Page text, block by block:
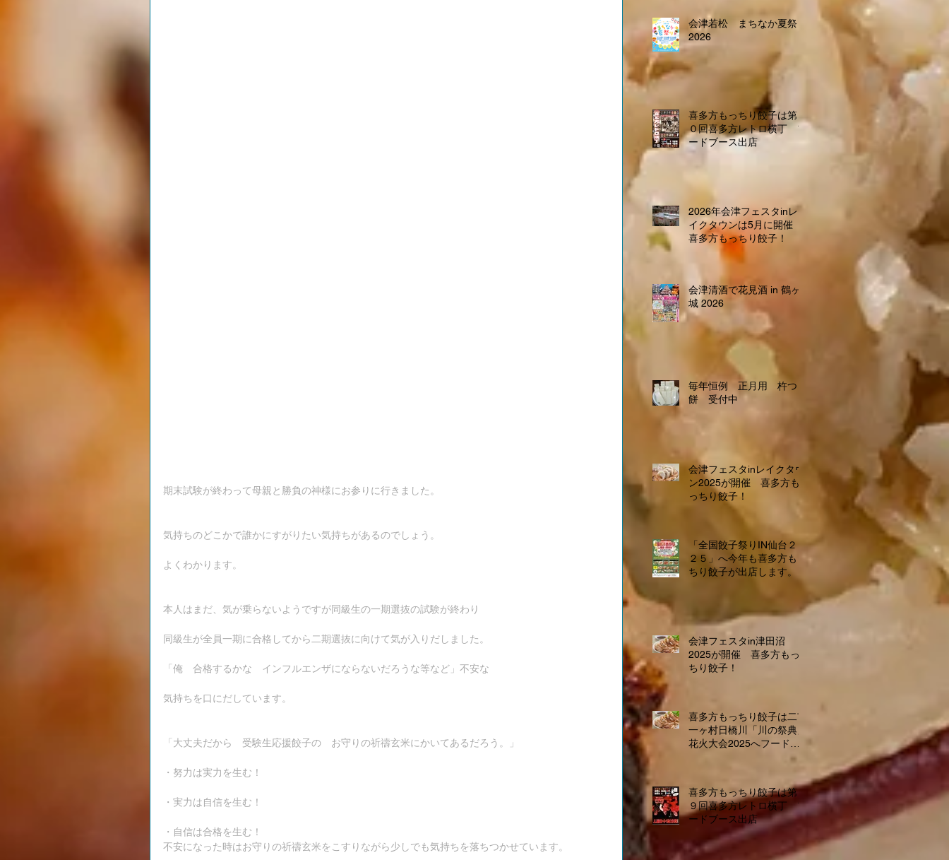
期末試験が終わって母親と勝負の神様にお参りに行きました。
気持ちのどこかで誰かにすがりたい気持ちがあるのでしょう。
よくわかります。
本人はまだ、気が乗らないようですが同級生の一期選抜の試験が終わり
同級生が全員一期に合格してから二期選抜に向けて気が入りだしました。
「俺　合格するかな　インフルエンザにならないだろうな等など」不安な
気持ちを口にだしています。
「大丈夫だから　受験生応援餃子の　お守りの祈禱玄米にかいてあるだろう。」
・努力は実力を生む！
・実力は自信を生む！
・自信は合格を生む！
不安になった時はお守りの祈禱玄米をこすりながら少しでも気持ちを落ちつかせています。
会津若松 まちなか夏祭り
2026
喜多方もっちり餃子は第２
０回喜多方レトロ横丁 フ
ードブース出店
2026年会津フェスタinレ
イクタウンは5月に開催
喜多方もっちり餃子！
会津清酒で花見酒 in 鶴ヶ
城 2026
毎年恒例 正月用 杵つき
餅 受付中
会津フェスタinレイクタウ
ン2025が開催 喜多方も
っちり餃子！
「全国餃子祭りIN仙台２０
２５」へ今年も喜多方もっ
ちり餃子が出店します。
会津フェスタin津田沼
2025が開催 喜多方もっ
ちり餃子！
喜多方もっちり餃子は二市
一ヶ村日橋川「川の祭典」
花火大会2025へフードブ
喜多方もっちり餃子は第１
９回喜多方レトロ横丁 フ
ードブース出店